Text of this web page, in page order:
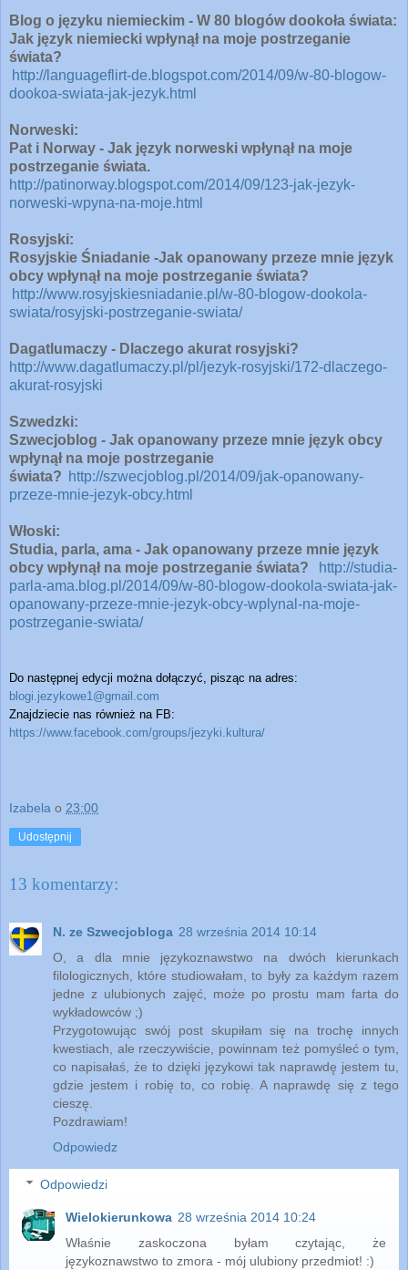
Blog o języku niemieckim - W 80 blogów dookoła świata:
Jak język niemiecki wpłynął na moje postrzeganie
świata?
http://languageflirt-de.blogspot.com/2014/09/w-80-blogow-
dookoa-swiata-jak-jezyk.html
Norweski:
Pat i Norway - Jak język norweski wpłynął na moje
postrzeganie świata.
http://patinorway.blogspot.com/2014/09/123-jak-jezyk-
norweski-wpyna-na-moje.html
Rosyjski:
Rosyjskie Śniadanie -Jak opanowany przeze mnie język
obcy wpłynął na moje postrzeganie świata?
http://www.rosyjskiesniadanie.pl/w-80-blogow-dookola-
swiata/rosyjski-postrzeganie-swiata/
Dagatlumaczy - Dlaczego akurat rosyjski?
http://www.dagatlumaczy.pl/pl/jezyk-rosyjski/172-dlaczego-
akurat-rosyjski
Szwedzki:
Szwecjoblog - Jak opanowany przeze mnie język obcy
wpłynął na moje postrzeganie
świata? http://szwecjoblog.pl/2014/09/jak-opanowany-
przeze-mnie-jezyk-obcy.html
Włoski:
Studia, parla, ama - Jak opanowany przeze mnie język
obcy wpłynął na moje postrzeganie świata?
http://studia-
parla-ama.blog.pl/2014/09/w-80-blogow-dookola-swiata-jak-
opanowany-przeze-mnie-jezyk-obcy-wplynal-na-moje-
postrzeganie-swiata/
Do następnej edycji można dołączyć, pisząc na adres:
blogi.jezykowe1@gmail.com
Znajdziecie nas również na FB:
https://www.facebook.com/groups/jezyki.kultura/
Izabela o 23:00
Udostępnij
13 komentarzy:
N. ze Szwecjobloga 28 września 2014 10:14
O, a dla mnie językoznawstwo na dwóch kierunkach
filologicznych, które studiowałam, to były za każdym razem
jedne z ulubionych zajęć, może po prostu mam farta do
wykładowców ;)
Przygotowując swój post skupiłam się na trochę innych
kwestiach, ale rzeczywiście, powinnam też pomyśleć o tym,
co napisałaś, że to dzięki językowi tak naprawdę jestem tu,
gdzie jestem i robię to, co robię. A naprawdę się z tego
cieszę.
Pozdrawiam!
Odpowiedz
Odpowiedzi
Wielokierunkowa 28 września 2014 10:24
Właśnie zaskoczona byłam czytając, że
językoznawstwo to zmora - mój ulubiony przedmiot! :)